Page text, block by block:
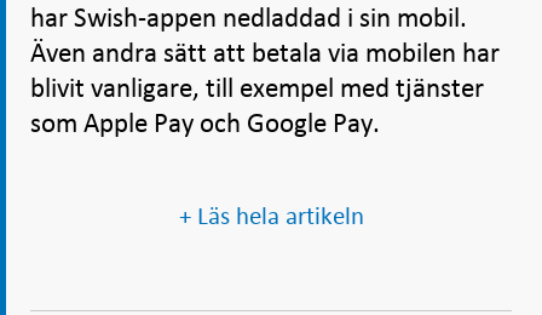
har Swish-appen nedladdad i sin mobil.
Även andra sätt att betala via mobilen har
blivit vanligare, till exempel med tjänster
som Apple Pay och Google Pay.
+ Läs hela artikeln